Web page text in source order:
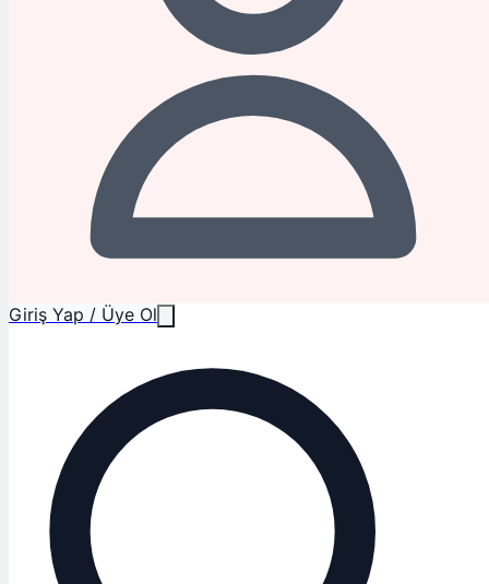
Giriş Yap / Üye Ol